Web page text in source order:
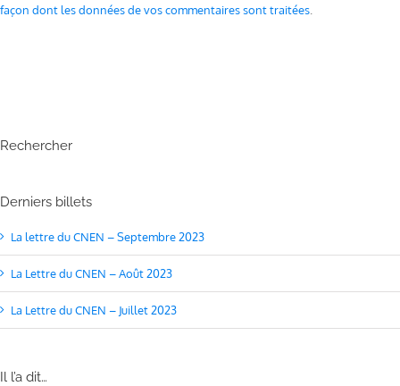
façon dont les données de vos commentaires sont traitées
Rechercher
Derniers billets
La lettre du CNEN – Septembre 2023
La Lettre du CNEN – Août 2023
La Lettre du CNEN – Juillet 2023
Il l’a dit…